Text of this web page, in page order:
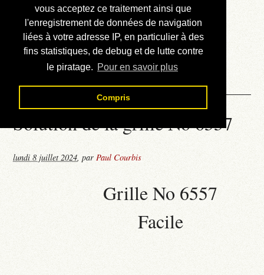
vous acceptez ce traitement ainsi que
l'enregistrement de données de navigation
liées à votre adresse IP, en particulier à des
fins statistiques, de debug et de lutte contre
le piratage. Pour en savoir plus
Compris
Annonces
Liens externes
Téléchargement
Contact
Solution de la grille No 6557
lundi 8 juillet 2024,parPaul Courbis
Grille No 6557
Facile